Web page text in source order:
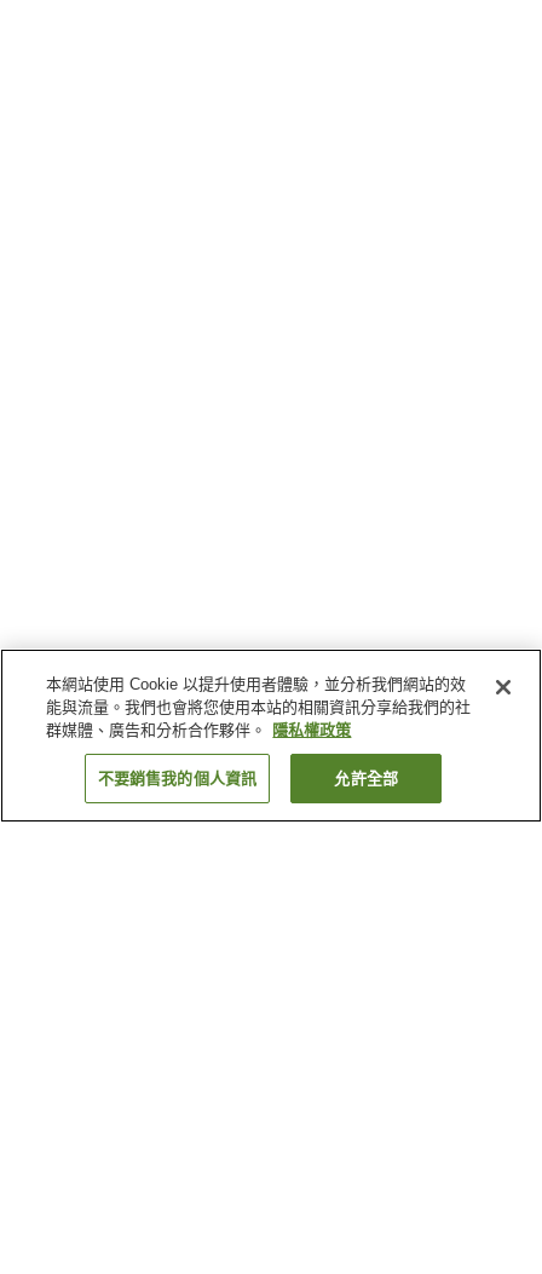
本網站使用 Cookie 以提升使用者體驗，並分析我們網站的效
能與流量。我們也會將您使用本站的相關資訊分享給我們的社
群媒體、廣告和分析合作夥伴。
隱私權政策
不要銷售我的個人資訊 允許全部